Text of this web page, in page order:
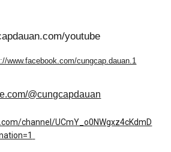
youtube
www.facebook.com/cungcap.dauan.1
@cungcapdauan
channel/UCmY_o0NWgxz4cKdmD